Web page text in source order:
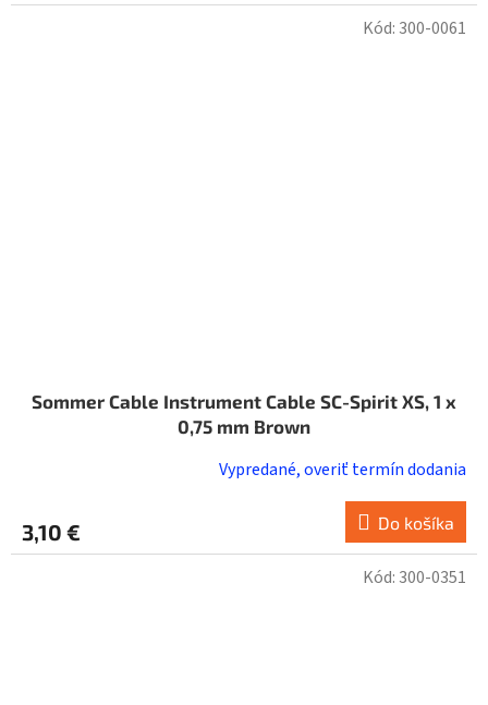
Sommer Cable Instrument Cable SC-Spirit XS, 1 x
0,75 mm Brown
Vypredané, overiť termín dodania
3,10 € Do košíka
Kód: 300-0061
Kód: 300-0351